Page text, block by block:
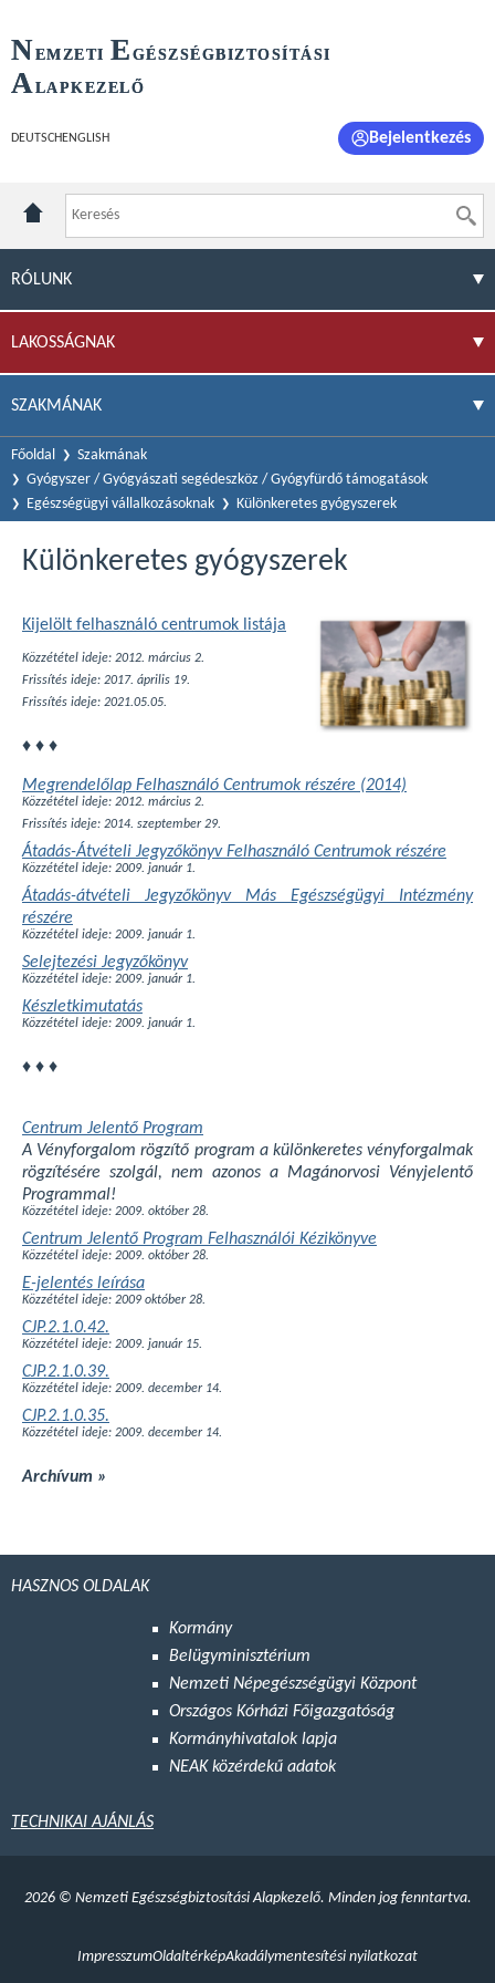
NEMZETI E GÉSZSÉGBIZTOSÍTÁSI
ALAPKEZELŐ
DEUTSCH ENGLISH Bejelentkezés
RÓLUNK
LAKOSSÁGNAK
SZAKMÁNAK
Főoldal
Szakmának
Gyógyszer / Gyógyászati segédeszköz / Gyógyfürdő támogatások
Egészségügyi vállalkozásoknak
Különkeretes gyógyszerek
Különkeretes gyógyszerek
Kijelölt felhasználó centrumok listája
Közzététel ideje: 2012. március 2.
Frissítés ideje: 2017. április 19.
Frissítés ideje: 2021.05.05.
♦ ♦ ♦
Megrendelőlap Felhasználó Centrumok részére (2014)
Közzététel ideje: 2012. március 2.
Frissítés ideje: 2014. szeptember 29.
Átadás-Átvételi Jegyzőkönyv Felhasználó Centrumok részére
Közzététel ideje: 2009. január 1.
Átadás-átvételi Jegyzőkönyv Más Egészségügyi Intézmény
részére
Közzététel ideje: 2009. január 1.
Selejtezési Jegyzőkönyv
Közzététel ideje: 2009. január 1.
Készletkimutatás
Közzététel ideje: 2009. január 1.
♦ ♦ ♦
Centrum Jelentő Program
A Vényforgalom rögzítő program a különkeretes vényforgalmak
rögzítésére szolgál, nem azonos a Magánorvosi Vényjelentő
Programmal!
Közzététel ideje: 2009. október 28.
Centrum Jelentő Program Felhasználói Kézikönyve
Közzététel ideje: 2009. október 28.
E-jelentés leírása
Közzététel ideje: 2009 október 28.
CJP.2.1.0.42.
Közzététel ideje: 2009. január 15.
CJP.2.1.0.39.
Közzététel ideje: 2009. december 14.
CJP.2.1.0.35.
Közzététel ideje: 2009. december 14.
Archívum »
HASZNOS OLDALAK
Kormány
Belügyminisztérium
Nemzeti Népegészségügyi Központ
Országos Kórházi Főigazgatóság
Kormányhivatalok lapja
NEAK közérdekű adatok
TECHNIKAI AJÁNLÁS
2026 © Nemzeti Egészségbiztosítási Alapkezelő. Minden jog fenntartva.
ImpresszumOldaltérképAkadálymentesítési nyilatkozat